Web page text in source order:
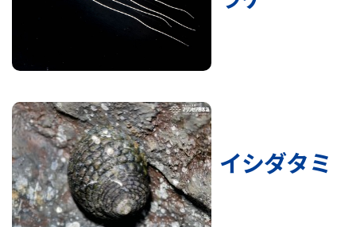
イシダタミ